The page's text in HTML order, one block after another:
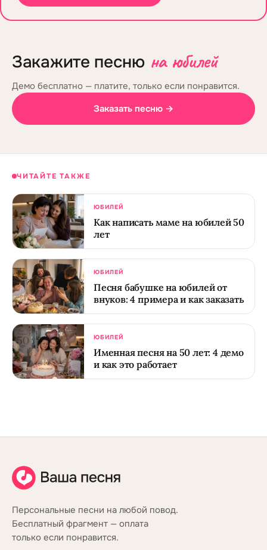
Закажите песню на юбилей
Демо бесплатно — платите, только если понравится.
Заказать песню →
ЧИТАЙТЕ ТАКЖЕ
ЮБИЛЕЙ
Как написать маме на юбилей 50
лет
ЮБИЛЕЙ
Песня бабушке на юбилей от
внуков: 4 примера и как заказать
ЮБИЛЕЙ
Именная песня на 50 лет: 4 демо
и как это работает
Персональные песни на любой повод.
Бесплатный фрагмент — оплата
только если понравится.